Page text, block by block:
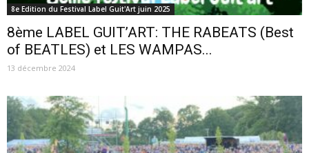
8e Edition du Festival Label Guit'Art juin 2025
8ème LABEL GUIT’ART: THE RABEATS (Best
of BEATLES) et LES WAMPAS...
13 décembre 2024